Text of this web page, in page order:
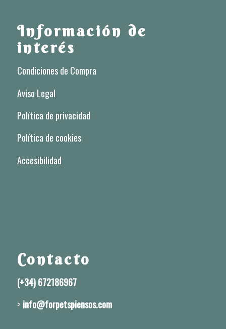
Información de
interés
Condiciones de Compra
Aviso Legal
Política de privacidad
Política de cookies
Accesibilidad
Contacto
(+34) 672186967
> info@forpetspiensos.com